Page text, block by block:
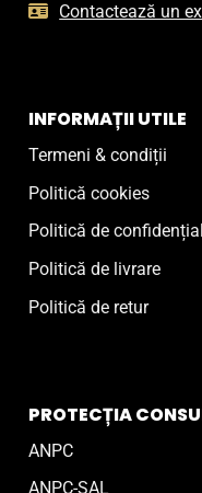
Contactează un
INFORMAȚII UTILE
Termeni & condiții
Politică cookies
Politică de
Politică de livrare
Politică de retur
PROTECȚIA
ANPC
ANPC-SAL